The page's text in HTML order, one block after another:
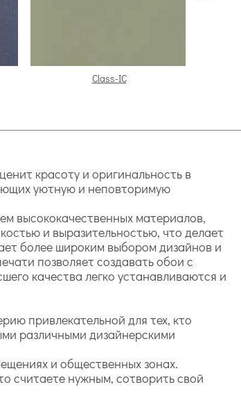
Class-IC
красоту и оригинальность в
уютную и неповторимую
высококачественных материалов,
и выразительностью, что делает
более широким выбором дизайнов и
позволяет создавать обои с
качества легко устанавливаются и
привлекательной для тех, кто
различными дизайнерскими
и общественных зонах.
считаете нужным, сотворить свой